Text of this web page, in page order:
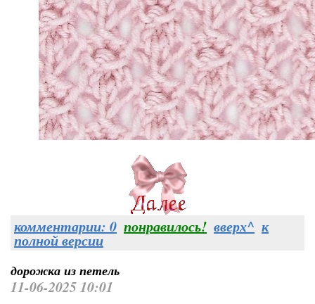
комментарии: 0 понравилось! вверх^ к
полной версии
дорожка из петель
11-06-2025 10:01